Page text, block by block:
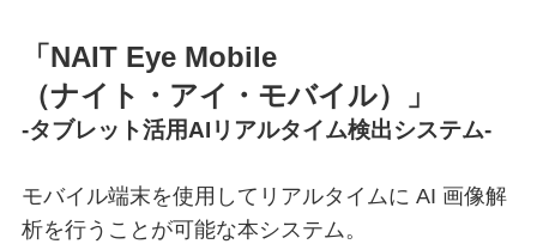
「NAIT Eye Mobile
（ナイト・アイ・モバイル）」
-タブレット活用AIリアルタイム検出システム-
モバイル端末を使用してリアルタイムに AI 画像解
析を行うことが可能な本システム。